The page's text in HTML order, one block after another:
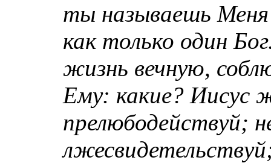
ты называешь Меня
как только один
жизнь вечную,
Ему: какие? Иисус
прелюбодействуй;